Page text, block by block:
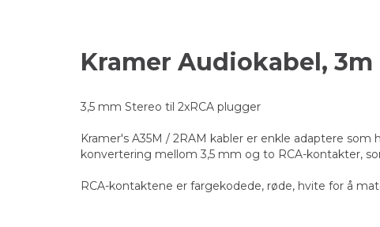
Kramer Audiokabel, 3m
3,5 mm Stereo til 2xRCA plugger
Kramer's A35M / 2RAM kabler er enkle adaptere
konvertering mellom 3,5 mm og to RCA-kontakter,
RCA-kontaktene er fargekodede, røde, hvite for å